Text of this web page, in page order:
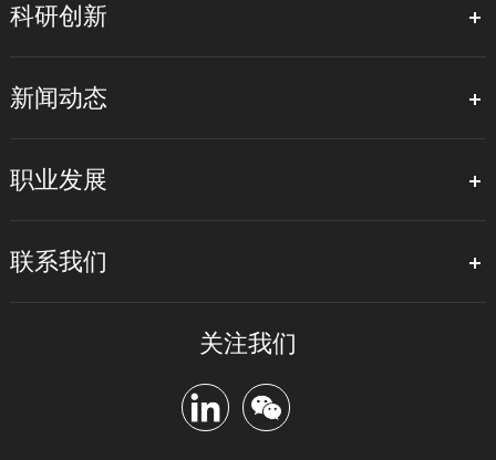
科研创新
新闻动态
职业发展
联系我们
关注我们